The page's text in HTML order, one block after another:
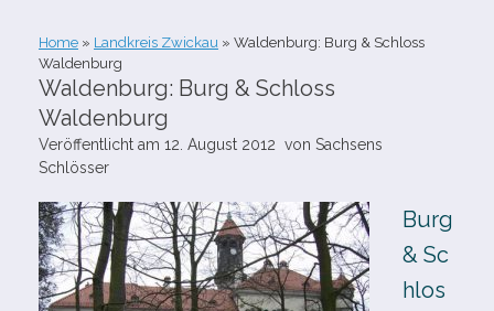
Home » Landkreis Zwickau » Waldenburg: Burg & Schloss
Waldenburg
Waldenburg: Burg & Schloss
Waldenburg
Veröffentlicht am 12. August 2012 von Sachsens
Schlösser
Burg
& Sc
hlos